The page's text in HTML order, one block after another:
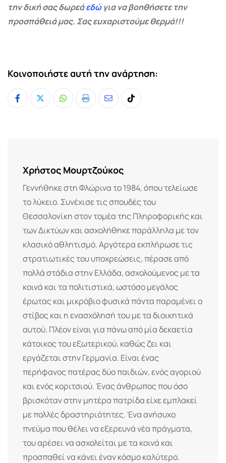
την δική σας δωρεάεδώγια να βοηθήσετε την
προσπάθειά μας. Σας ευχαριστούμε θερμά!!!
Κοινοποιήστε αυτή την ανάρτηση:
Whatsapp
Print
ShareTiktok
Χρήστος Μουρτζούκος
Γεννήθηκε στη Φλώρινα το 1984, όπου τελείωσε
το λύκειο. Συνέχισε τις σπουδές του
Θεσσαλονίκη στον τομέα της Πληροφορικής και
των Δικτύων και ασχολήθηκε παράλληλα με τον
κλασικό αθλητισμό. Αργότερα εκπλήρωσε τις
στρατιωτικές του υποχρεώσεις, πέρασε από
πολλά στάδια στην Ελλάδα, ασχολούμενος με τα
κοινά και τα πολιτιστικά, ωστόσο μεγάλος
έρωτας και μικρόβιο φυσικά πάντα παραμένει ο
στίβος και η ενασχόλησή του με τα διοικητικά
αυτού. Πλέον είναι για πάνω από μία δεκαετία
κάτοικος του εξωτερικού, καθώς ζει και
εργάζεται στην Γερμανία. Είναι ένας
περήφανος πατέρας δύο παιδιών, ενός αγοριού
και ενός κοριτσιού. Ένας άνθρωπος που όσο
βρισκόταν στην μητέρα πατρίδα είχε εμπλακεί
με πολλές δραστηριότητες. Ένα ανήσυχο
πνεύμα που θέλει να εξερευνά νέα πράγματα,
του αρέσει να ασχολείται με τα κοινά και
προσπαθεί να κάνει έναν κόσμο καλύτερο.